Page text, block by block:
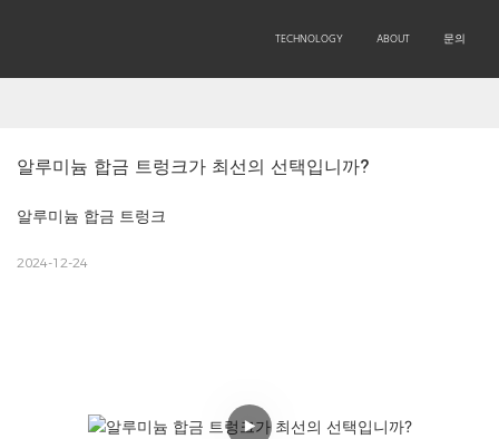
TECHNOLOGY ABOUT 문의
알루미늄 합금 트렁크가 최선의 선택입니까?
알루미늄 합금 트렁크
2024-12-24